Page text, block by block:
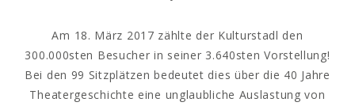
Am 18. März 2017 zählte der Kulturstadl den
300.000sten Besucher in seiner 3.640sten Vorstellung!
Bei den 99 Sitzplätzen bedeutet dies über die 40 Jahre
Theatergeschichte eine unglaubliche Auslastung von